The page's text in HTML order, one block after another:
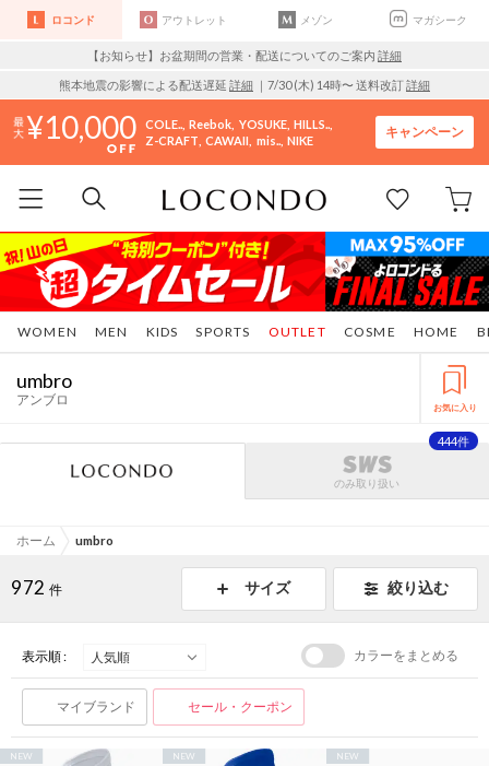
ロコンド アウトレット メゾン マガシーク
【お知らせ】お盆期間の営業・配送についてのご案内 詳細
熊本地震の影響による配送遅延 詳細 ｜7/30 (木) 14時〜 送料改訂詳細
10,000 COLE.. Reebok YOSUKE HILLS..
Z-CRAFT CAWAII mis.. NIKE
キャンペーン
WOMEN MEN KIDS SPORTS COSME HOME
OUTLET
umbro
アンブロ お気に入り
444件
のみ取り扱い
ホーム umbro
972 件 サイズ 絞り込む
表示順 : カラーをまとめる
マイブランド セール・クーポン
NEW NEW NEW